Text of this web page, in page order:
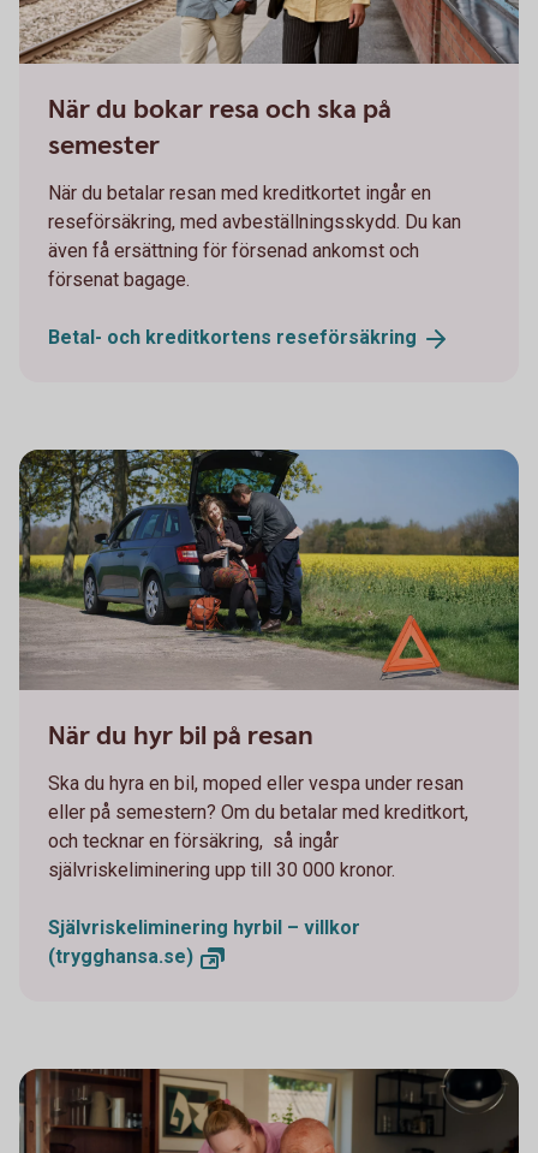
När du bokar resa och ska på
semester
När du betalar resan med kreditkortet ingår en
reseförsäkring, med avbeställningsskydd. Du kan
även få ersättning för försenad ankomst och
försenat bagage.
Betal- och kreditkortens reseförsäkring
När du hyr bil på resan
Ska du hyra en bil, moped eller vespa under resan
eller på semestern? Om du betalar med kreditkort,
och tecknar en försäkring, så ingår
självriskeliminering upp till 30 000 kronor.
Självriskeliminering hyrbil – villkor
(trygghansa.se)